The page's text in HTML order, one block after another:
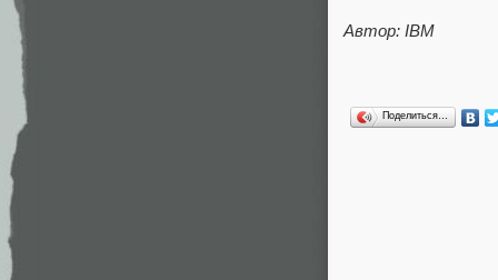
Автор: IBM
Поделиться…